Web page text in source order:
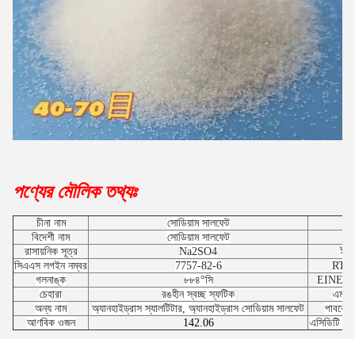
পণ্যের মৌলিক তথ্যঃ
চীনা নাম সোডিয়াম সালফেট
বিদেশী নাম
সোডিয়াম সালফেট
রাসায়নিক সূত্র
Na2SO4
সিএএস লগইন নম্বর
7757-82-6
গলনাঙ্ক
৮৮৪°সি
চেহারা
রঙহীন স্বচ্ছ স্ফটিক
অন্য নাম
অ্যানহাইড্রাস স্যালটিটার, অ্যানহাইড্রাস সোডিয়াম সালফেট
আণবিক ওজন
142.06 এসিডিটি